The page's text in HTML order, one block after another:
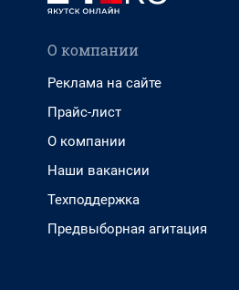
О компании
Реклама на сайте
Прайс-лист
О компании
Наши вакансии
Техподдержка
Предвыборная агитация